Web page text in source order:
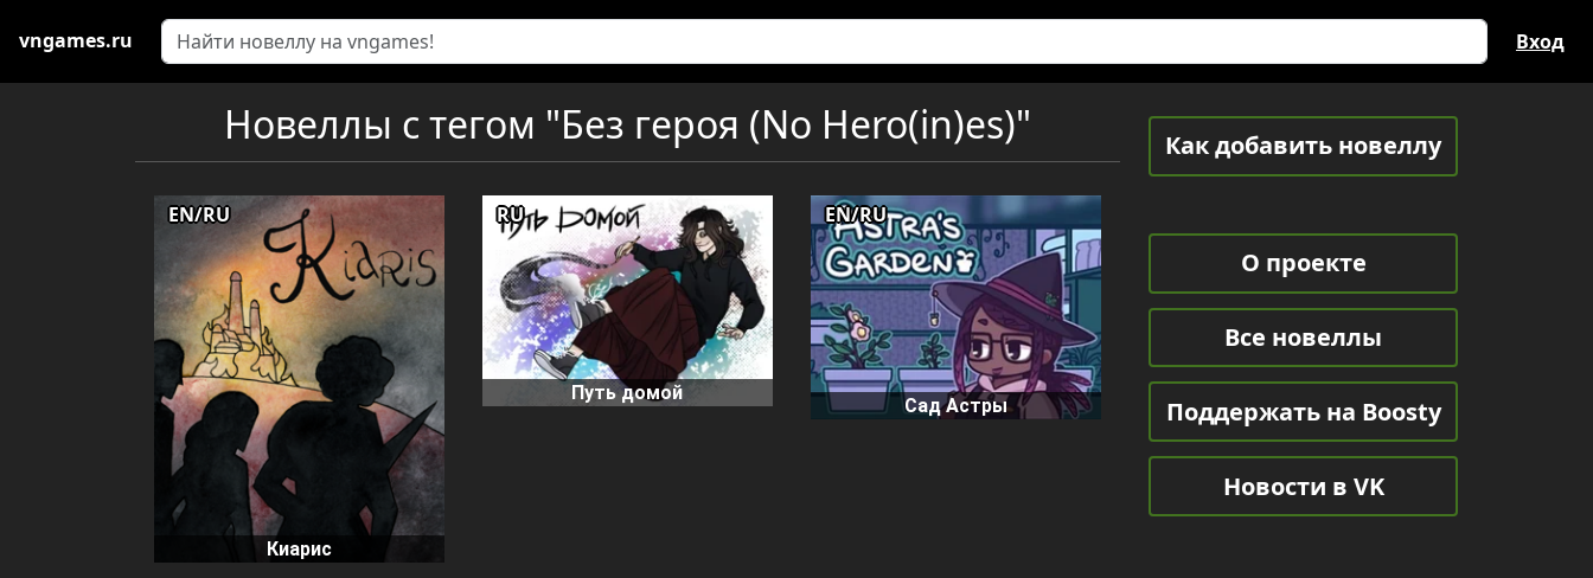
vngames.ru Вход
Новеллы с тегом "Без героя (No Hero(in)es)"
Киарис
EN/RU
Путь домой
RU
Сад Астры
EN/RU
Как добавить новеллу
О проекте
Все новеллы
Поддержать на Boosty
Новости в VK